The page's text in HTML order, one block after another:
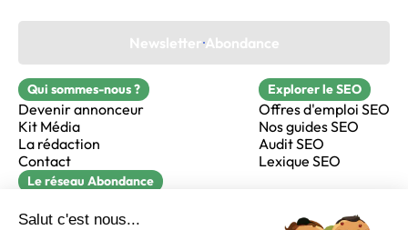
Newsletter Abondance
Qui sommes-nous ?
Devenir annonceur
Kit Média
La rédaction
Contact
Explorer le SEO
Offres d'emploi SEO
Nos guides SEO
Audit SEO
Lexique SEO
Le réseau Abondance
Réacteur